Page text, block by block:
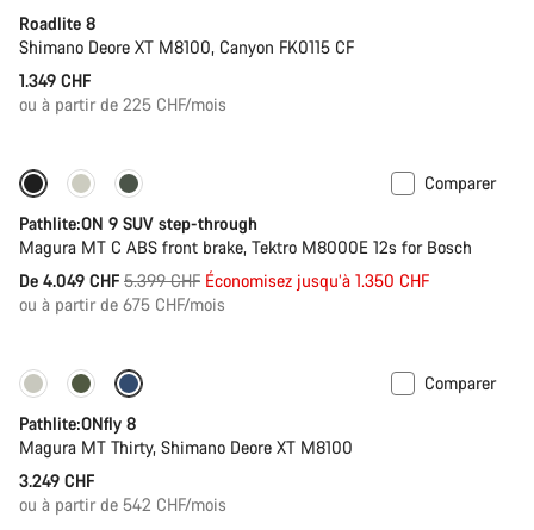
Roadlite 8
Shimano Deore XT M8100, Canyon FK0115 CF
1.349 CHF
ou à partir de 225 CHF/mois
-25%
Comparer
Pathlite:ON 9 SUV step-through
Magura MT C ABS front brake, Tektro M8000E 12s for Bosch
De 4.049 CHF Prix
5.399 CHF Économisez jusqu’à 1.350 CHF
ou à partir de 675 CHF/mois
Comparer
Pathlite:ONfly 8
Magura MT Thirty, Shimano Deore XT M8100
3.249 CHF
ou à partir de 542 CHF/mois